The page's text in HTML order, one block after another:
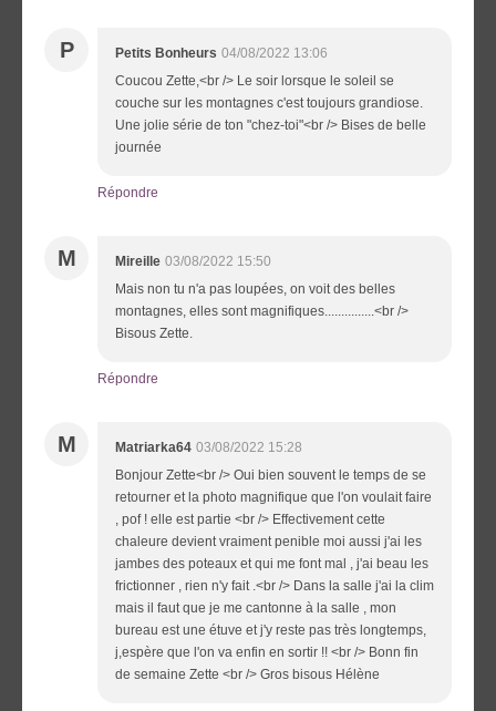
P Petits Bonheurs 04/08/2022 13:06
Coucou Zette,<br /> Le soir lorsque le soleil se
couche sur les montagnes c'est toujours grandiose.
Une jolie série de ton "chez-toi"<br /> Bises de belle
journée
Répondre
M Mireille 03/08/2022 15:50
Mais non tu n'a pas loupées, on voit des belles
montagnes, elles sont magnifiques...............<br />
Bisous Zette.
Répondre
M Matriarka64 03/08/2022 15:28
Bonjour Zette<br /> Oui bien souvent le temps de se
retourner et la photo magnifique que l'on voulait faire
, pof ! elle est partie <br /> Effectivement cette
chaleure devient vraiment penible moi aussi j'ai les
jambes des poteaux et qui me font mal , j'ai beau les
frictionner , rien n'y fait .<br /> Dans la salle j'ai la clim
mais il faut que je me cantonne à la salle , mon
bureau est une étuve et j'y reste pas très longtemps,
j,espère que l'on va enfin en sortir !! <br /> Bonn fin
de semaine Zette <br /> Gros bisous Hélène